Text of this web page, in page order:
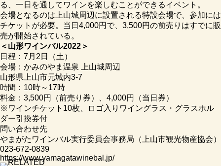
る、一日を通してワインを楽しむことができるイベント。
会場となるのは上山城周辺に設置される特設会場で、参加には
チケットが必要。当日4,000円で、3,500円の前売りはすでに販
売が開始されている。
＜山形ワインバル2022＞
日程：7月2日（土）
会場：かみのやま温泉 上山城周辺
山形県上山市元城内3-7
時間：10時～17時
料金：3,500円（前売り券）、4,000円（当日券）
※ワインチケット10枚、ロゴ入りワイングラス・グラスホル
ダー引換券付
問い合わせ先
やまがたワインバル実行委員会事務局（上山市観光物産協会）
023-672-0839
https://www.yamagatawinebal.jp/